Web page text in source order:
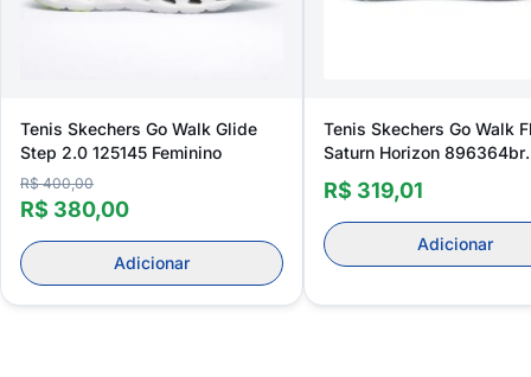
Tenis Skechers Go Walk Glide
Step 2.0 125145 Feminino
R$ 400,00
R$ 380,00
Adicionar
Tenis Skechers Go Walk
Saturn Horizon 896364br
Feminino
R$ 319,01
Adicionar